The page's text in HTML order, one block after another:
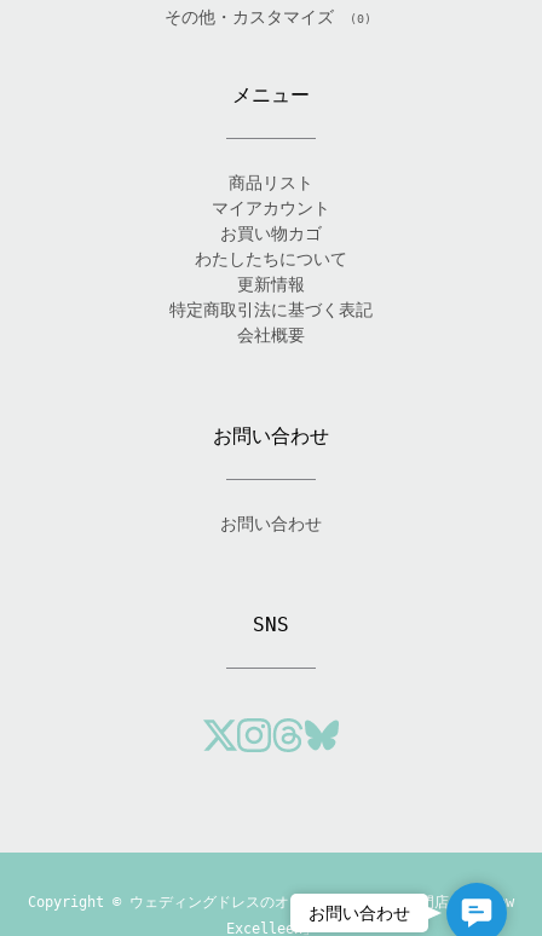
その他・カスタマイズ (0)
メニュー
商品リスト
マイアカウント
お買い物カゴ
わたしたちについて
更新情報
特定商取引法に基づく表記
会社概要
お問い合わせ
お問い合わせ
SNS
Copyright © ウェディングドレスのオーダーメイド制作専門店「Andrew
Excelleen」
Contact
お問い合わせ